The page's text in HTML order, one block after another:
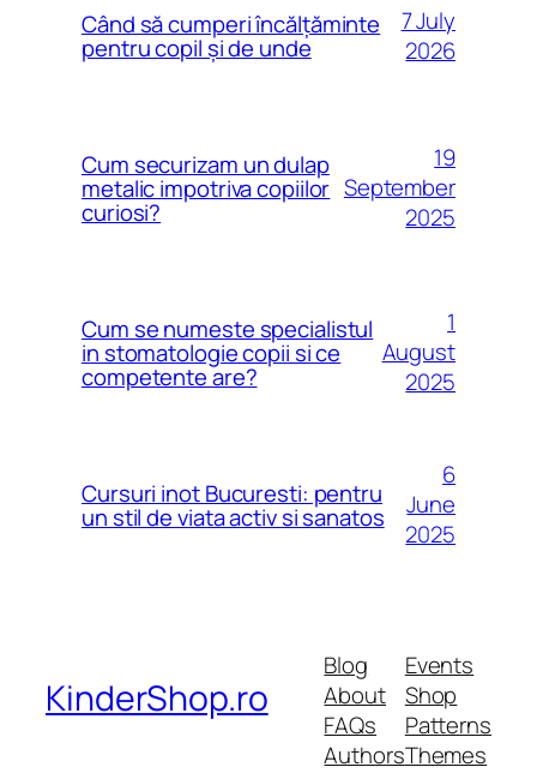
Când să cumperi încălțăminte
pentru copil și de unde
7 July
2026
Cum securizam un dulap
metalic impotriva copiilor
curiosi?
19
September
2025
Cum se numeste specialistul
in stomatologie copii si ce
competente are?
1
August
2025
Cursuri inot Bucuresti: pentru
un stil de viata activ si sanatos
6
June
2025
KinderShop.ro
Blog
About
FAQs
Authors
Events
Shop
Patterns
Themes